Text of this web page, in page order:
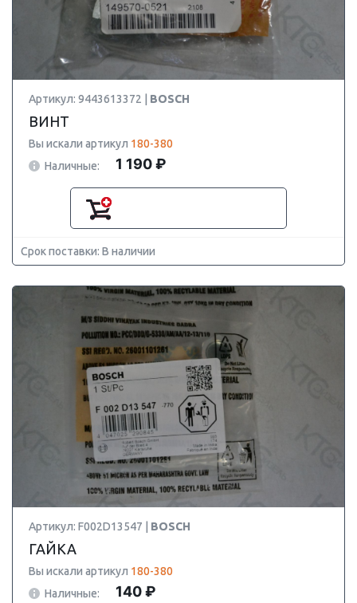
Артикул: 9443613372 | BOSCH
ВИНТ
Вы искали артикул 180-380
Наличные:
1 190 ₽
Срок поставки: В наличии
Артикул: F002D13547 | BOSCH
ГАЙКА
Вы искали артикул 180-380
Наличные:
140 ₽